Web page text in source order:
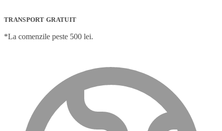
TRANSPORT GRATUIT
*La comenzile peste 500 lei.